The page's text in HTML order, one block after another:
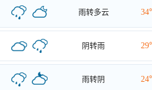
雨转多云
阴转雨
雨转阴